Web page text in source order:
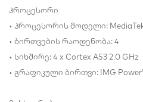
პროცესორი
• პროცესორის მოდელი: MediaTek
• ბირთვების რაოდენობა: 4
• სიხშირე: 4 x Cortex A53 2.0 GHz
• გრაფიკული ბირთვი: IMG